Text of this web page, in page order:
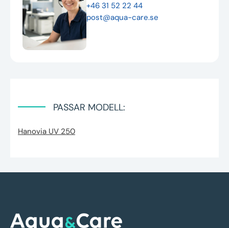
+46 31 52 22 44
post@aqua-care.se
PASSAR MODELL:
Hanovia UV 250